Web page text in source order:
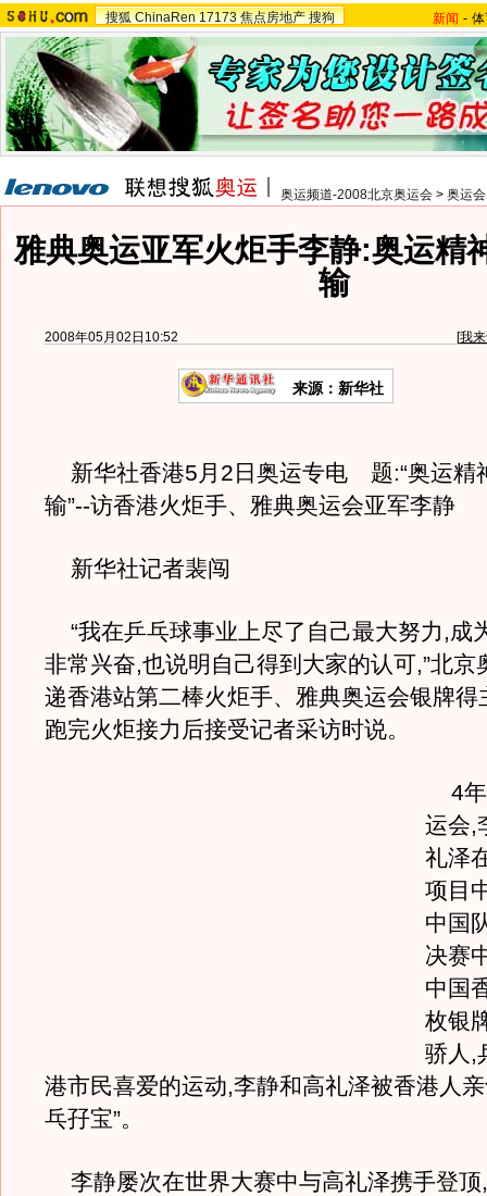
搜狐 ChinaRen 17173 焦点房地产 搜狗 新闻 -
奥运频道-2008北京奥运会 > 奥运
雅典奥运亚军火炬手李静:奥运精
输
2008年05月02日10:52 [我
来源：新华社
新华社香港5月2日奥运专电 题:“奥运精
输”--访香港火炬手、雅典奥运会亚军李静
新华社记者裴闯
“我在乒乓球事业上尽了自己最大努力,成
非常兴奋,也说明自己得到大家的认可,”北京
递香港站第二棒火炬手、雅典奥运会银牌得
跑完火炬接力后接受记者采访时说。
4年
运会,
礼泽
项目
中国
决赛
中国
枚银
骄人,
港市民喜爱的运动,李静和高礼泽被香港人
乓孖宝”。
李静屡次在世界大赛中与高礼泽携手登